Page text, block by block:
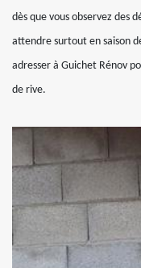
dès que vous observez des
attendre surtout en saison
adresser à Guichet Rénov
de rive.